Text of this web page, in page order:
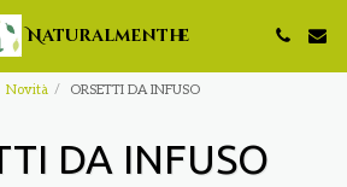
Naturalmenthe
Novità ORSETTI DA INFUSO
DA INFUSO